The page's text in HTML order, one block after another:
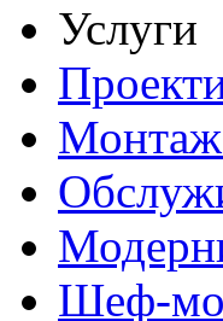
Услуги
Монтаж
Шеф-